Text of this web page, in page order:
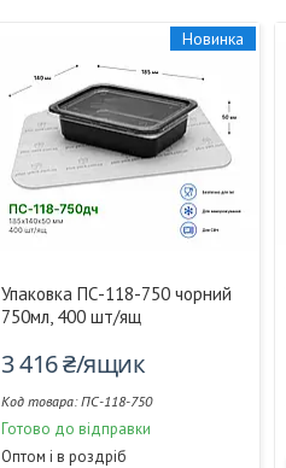
Новинка
Упаковка ПС-118-750 чорний
750мл, 400 шт/ящ
3 416 ₴/ящик
ПС-118-750
Готово до відправки
Оптом і в роздріб